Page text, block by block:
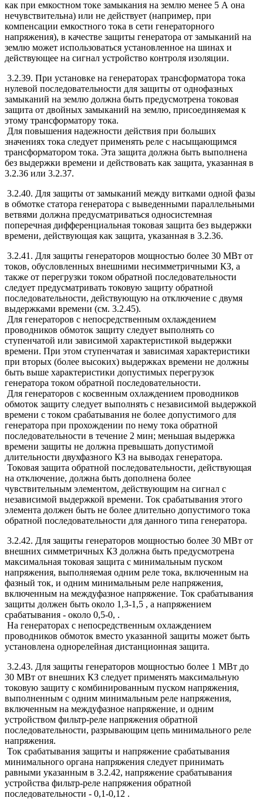
как при емкостном токе замыкания на землю менее 5 А она
нечувствительна) или не действует (например, при
компенсации емкостного тока в сети генераторного
напряжения), в качестве защиты генератора от замыканий на
землю может использоваться установленное на шинах и
действующее на сигнал устройство контроля изоляции.
3.2.39. При установке на генераторах трансформатора тока
нулевой последовательности для защиты от однофазных
замыканий на землю должна быть предусмотрена токовая
защита от двойных замыканий на землю, присоединяемая к
этому трансформатору тока.
Для повышения надежности действия при больших
значениях тока следует применять реле с насыщающимся
трансформатором тока. Эта защита должна быть выполнена
без выдержки времени и действовать как защита, указанная в
3.2.36 или 3.2.37.
3.2.40. Для защиты от замыканий между витками одной фазы
в обмотке статора генератора с выведенными параллельными
ветвями должна предусматриваться односистемная
поперечная дифференциальная токовая защита без выдержки
времени, действующая как защита, указанная в 3.2.36.
3.2.41. Для защиты генераторов мощностью более 30 МВт от
токов, обусловленных внешними несимметричными КЗ, а
также от перегрузки током обратной последовательности
следует предусматривать токовую защиту обратной
последовательности, действующую на отключение с двумя
выдержками времени (см. 3.2.45).
Для генераторов с непосредственным охлаждением
проводников обмоток защиту следует выполнять со
ступенчатой или зависимой характеристикой выдержки
времени. При этом ступенчатая и зависимая характеристики
при вторых (более высоких) выдержках времени не должны
быть выше характеристики допустимых перегрузок
генератора током обратной последовательности.
Для генераторов с косвенным охлаждением проводников
обмоток защиту следует выполнять с независимой выдержкой
времени с током срабатывания не более допустимого для
генератора при прохождении по нему тока обратной
последовательности в течение 2 мин; меньшая выдержка
времени защиты не должна превышать допустимой
длительности двухфазного КЗ на выводах генератора.
Токовая защита обратной последовательности, действующая
на отключение, должна быть дополнена более
чувствительным элементом, действующим на сигнал с
независимой выдержкой времени. Ток срабатывания этого
элемента должен быть не более длительно допустимого тока
обратной последовательности для данного типа генератора.
3.2.42. Для защиты генераторов мощностью более 30 МВт от
внешних симметричных КЗ должна быть предусмотрена
максимальная токовая защита с минимальным пуском
напряжения, выполняемая одним реле тока, включенным на
фазный ток, и одним минимальным реле напряжения,
включенным на междуфазное напряжение. Ток срабатывания
защиты должен быть около 1,3-1,5 , а напряжением
срабатывания - около 0,5-0, .
На генераторах с непосредственным охлаждением
проводников обмоток вместо указанной защиты может быть
установлена однорелейная дистанционная защита.
3.2.43. Для защиты генераторов мощностью более 1 МВт до
30 МВт от внешних КЗ следует применять максимальную
токовую защиту с комбинированным пуском напряжения,
выполненным с одним минимальным реле напряжения,
включенным на междуфазное напряжение, и одним
устройством фильтр-реле напряжения обратной
последовательности, разрывающим цепь минимального реле
напряжения.
Ток срабатывания защиты и напряжение срабатывания
минимального органа напряжения следует принимать
равными указанным в 3.2.42, напряжение срабатывания
устройства фильтр-реле напряжения обратной
последовательности - 0,1-0,12 .